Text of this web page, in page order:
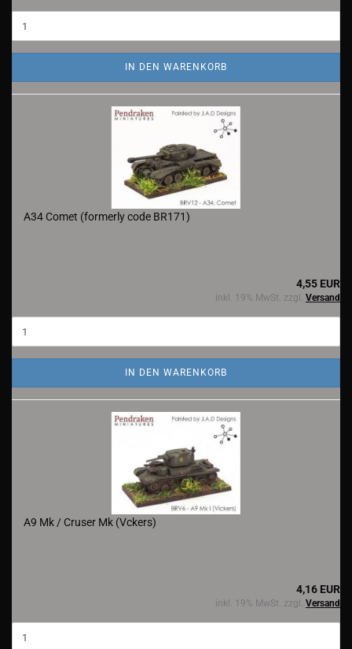
IN DEN WARENKORB
A34 Comet (formerly code BR171)
4,55 EUR
inkl. 19% MwSt. zzgl. Versand
IN DEN WARENKORB
A9 Mk / Cruser Mk (Vckers)
4,16 EUR
inkl. 19% MwSt. zzgl. Versand